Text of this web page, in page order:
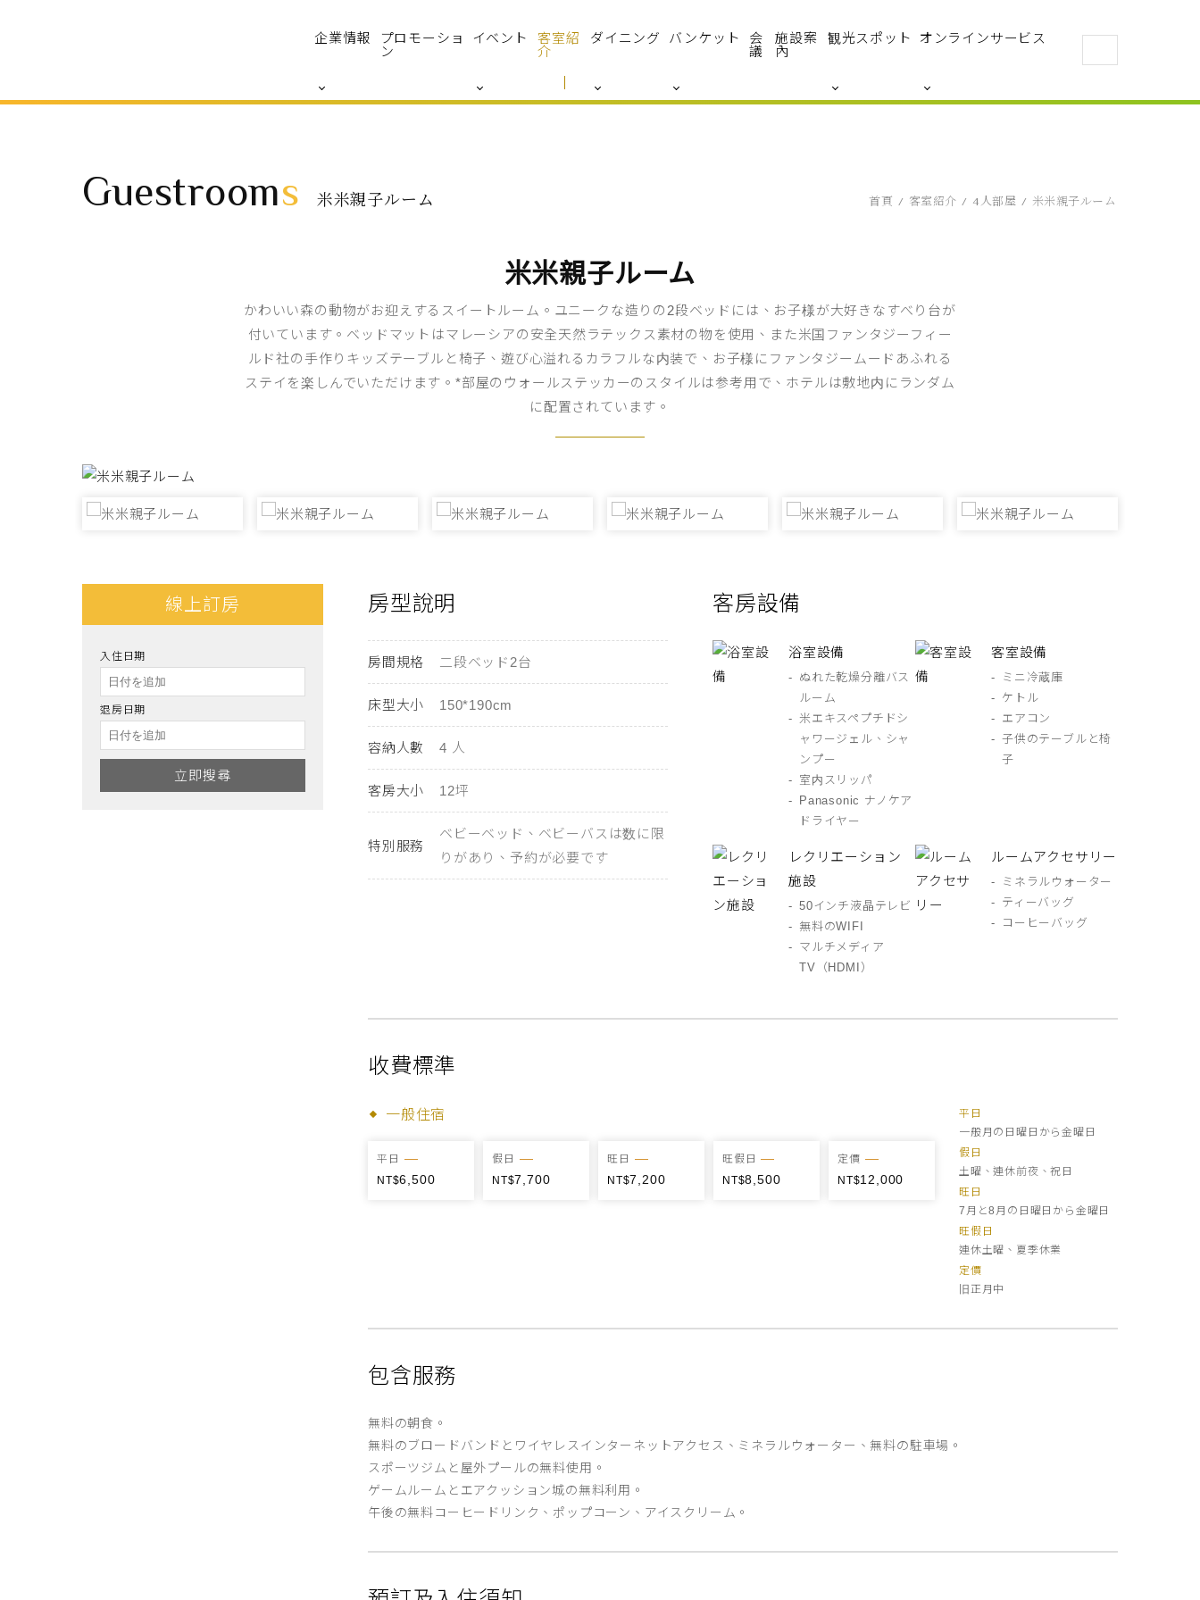
企業情報
プロモーショ
ン
イベント
客室紹
介
ダイニング バンケット
会
議
施設案
內
観光スポット オンラインサービス
Guestrooms 米米親子ルーム 首頁 客室紹介 4人部屋 米米親子ルーム
米米親子ルーム
かわいい森の動物がお迎えするスイートルーム。ユニークな造りの2段ベッドには、お子様が大好きなすべり台が
付いています。ベッドマットはマレーシアの安全天然ラテックス素材の物を使用、また米国ファンタジーフィー
ルド社の手作りキッズテーブルと椅子、遊び心溢れるカラフルな内装で、お子様にファンタジームードあふれる
ステイを楽しんでいただけます。*部屋のウォールステッカーのスタイルは参考用で、ホテルは敷地内にランダム
に配置されています。
線上訂房
入住日期
退房日期
立即搜尋
房型說明
房間規格 二段ベッド2台
床型大小 150*190cm
容納人數 4 人
客房大小 12坪
特別服務
ベビーベッド、ベビーバスは数に限
りがあり、予約が必要です
客房設備
浴室設備
ぬれた乾燥分離バス
ルーム
米エキスペプチドシ
ャワージェル、シャ
ンプー
室内スリッパ
Panasonic ナノケア
ドライヤー
客室設備
ミニ冷蔵庫
ケトル
エアコン
子供のテーブルと椅
子
レクリエーション
施設
50インチ液晶テレビ
無料のWIFI
マルチメディア
TV（HDMI）
ルームアクセサリー
ミネラルウォーター
ティーバッグ
コーヒーバッグ
收費標準
一般住宿
平日
6,500
假日
7,700
旺日
7,200
旺假日
8,500
定價
12,000
平日
一般月の日曜日から金曜日
假日
土曜、連休前夜、祝日
旺日
7月と8月の日曜日から金曜日
旺假日
連休土曜、夏季休業
定價
旧正月中
包含服務
無料の朝食。
無料のブロードバンドとワイヤレスインターネットアクセス、ミネラルウォーター、無料の駐車場。
スポーツジムと屋外プールの無料使用。
ゲームルームとエアクッション城の無料利用。
午後の無料コーヒードリンク、ポップコーン、アイスクリーム。